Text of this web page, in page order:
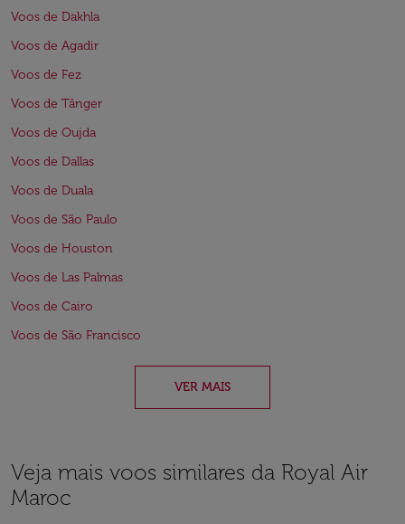
Voos de Dakhla
Voos de Agadir
Voos de Fez
Voos de Tânger
Voos de Oujda
Voos de Dallas
Voos de Duala
Voos de São Paulo
Voos de Houston
Voos de Las Palmas
Voos de Cairo
Voos de São Francisco
VER MAIS
Veja mais voos similares da Royal Air
Maroc